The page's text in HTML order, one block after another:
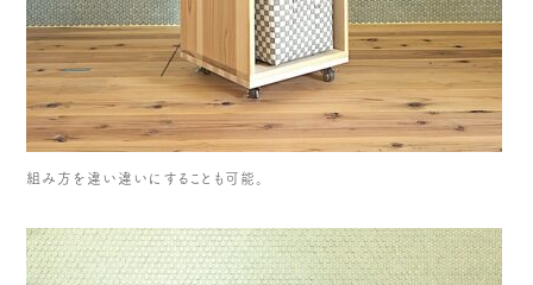
組み方を違い違いにすることも可能。